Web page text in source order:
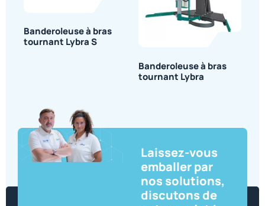
Banderoleuse à bras
tournant Lybra S
Banderoleuse à bras
tournant Lybra
Laissez-vous
emballer par
nos solutions,
discutons de